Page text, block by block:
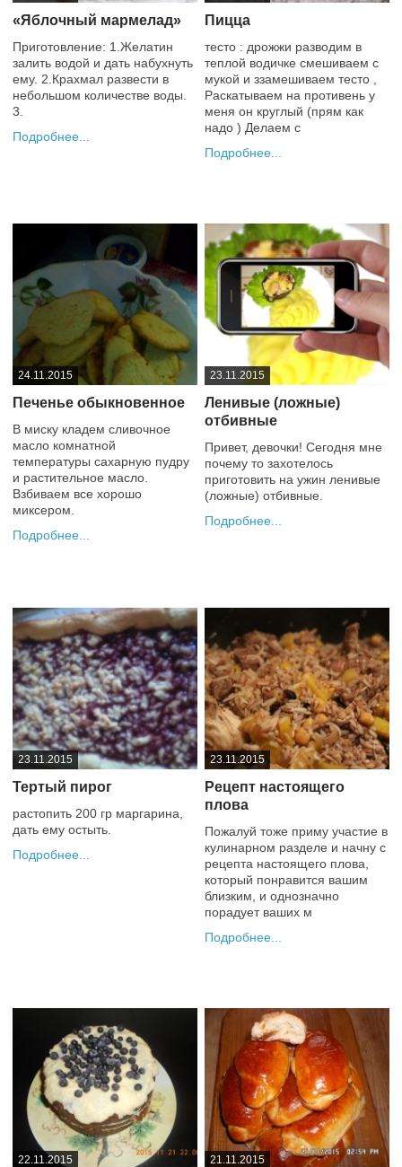
«Яблочный мармелад»
Приготовление: 1.Желатин
залить водой и дать набухнуть
ему. 2.Крахмал развести в
небольшом количестве воды.
3.
Подробнее
Пицца
тесто : дрожжи разводим в
теплой водичке смешиваем с
мукой и ззамешиваем тесто ,
Раскатываем на противень у
меня он круглый (прям как
надо ) Делаем с
Подробнее
24.11.2015
Печенье обыкновенное
В миску кладем сливочное
масло комнатной
температуры сахарную пудру
и растительное масло.
Взбиваем все хорошо
миксером.
Подробнее
23.11.2015
Ленивые (ложные)
отбивные
Привет, девочки! Сегодня мне
почему то захотелось
приготовить на ужин ленивые
(ложные) отбивные.
Подробнее
23.11.2015
Тертый пирог
растопить 200 гр маргарина,
дать ему остыть.
Подробнее
23.11.2015
Рецепт настоящего
плова
Пожалуй тоже приму участие в
кулинарном разделе и начну с
рецепта настоящего плова,
который понравится вашим
близким, и однозначно
порадует ваших м
Подробнее
22.11.2015 21.11.2015